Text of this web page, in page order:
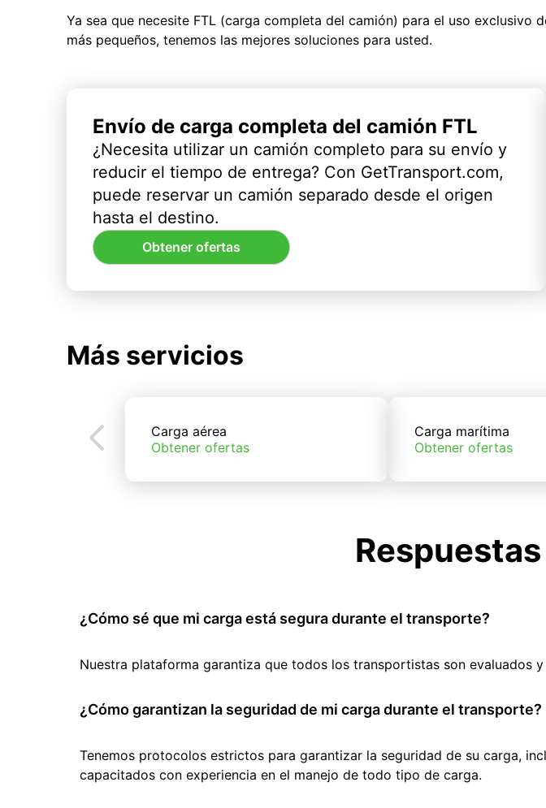
Ya sea que necesite FTL (carga completa del camión) para el uso
más pequeños, tenemos las mejores soluciones para usted.
Envío de carga completa del camión FTL
¿Necesita utilizar un camión completo para su envío y
reducir el tiempo de entrega? Con GetTransport.com,
puede reservar un camión separado desde el origen
hasta el destino.
Obtener ofertas
Más servicios
Carga aérea
Obtener ofertas
Carga marítima
Obtener ofertas
¿Cómo sé que mi carga está segura durante el transporte?
Nuestra plataforma garantiza que todos los transportistas son evaluados
¿Cómo garantizan la seguridad de mi carga durante el transporte?
Tenemos protocolos estrictos para garantizar la seguridad de su carga,
capacitados con experiencia en el manejo de todo tipo de carga.